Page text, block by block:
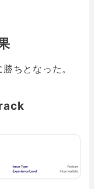
ちとなった。